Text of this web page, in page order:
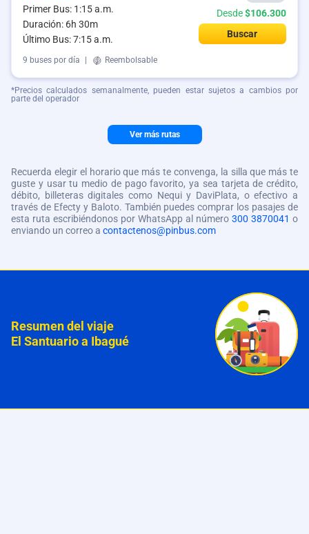
Primer Bus: 1:15 a.m.
Duración: 6h 30m
Último Bus: 7:15 a.m.
Desde$106.300
Buscar
9 buses por día Reembolsable
*Precios calculados semanalmente, pueden estar sujetos a cambios por
parte del operador
Ver más rutas
Recuerda elegir el horario que más te convenga, la silla que más te
guste y usar tu medio de pago favorito, ya sea tarjeta de crédito,
débito, billeteras digitales como Nequi y DaviPlata, o efectivo a
través de Efecty y Baloto. También puedes comprar los pasajes de
esta ruta escribiéndonos por WhatsApp al número 300 3870041 o
enviando un correo a contactenos@pinbus.com
Resumen del viaje
El Santuario a Ibagué